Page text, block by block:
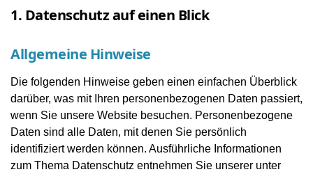
1. Datenschutz auf einen Blick
Allgemeine Hinweise
Die folgenden Hinweise geben einen einfachen Überblick
darüber, was mit Ihren personenbezogenen Daten passiert,
wenn Sie unsere Website besuchen. Personenbezogene
Daten sind alle Daten, mit denen Sie persönlich
identifiziert werden können. Ausführliche Informationen
zum Thema Datenschutz entnehmen Sie unserer unter